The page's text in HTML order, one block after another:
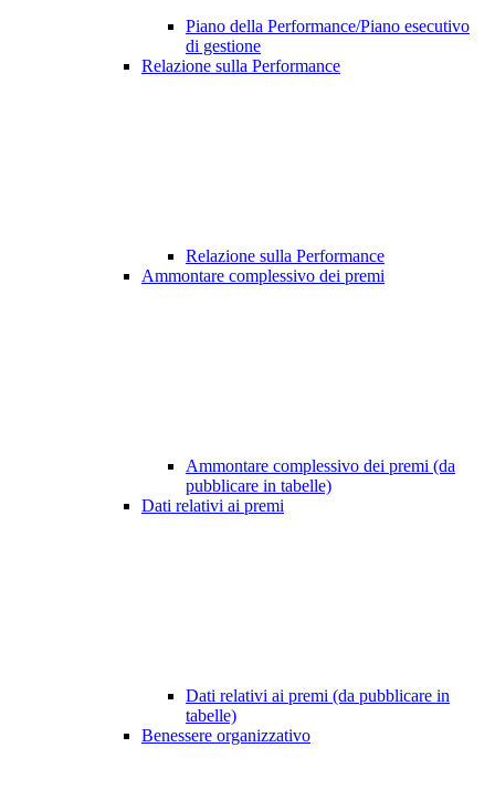
Piano della Performance/Piano esecutivo
di gestione
Relazione sulla Performance
Relazione sulla Performance
Ammontare complessivo dei premi
Ammontare complessivo dei premi (da
pubblicare in tabelle)
Dati relativi ai premi
Dati relativi ai premi (da pubblicare in
tabelle)
Benessere organizzativo